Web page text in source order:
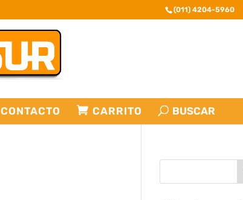
(011) 4204-5960
CONTACTO CARRITO